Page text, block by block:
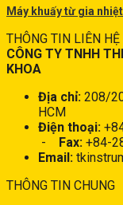
Máy khuấy từ gia
THÔNG TIN LIÊN HỆ
CÔNG TY TNHH
KHOA
Địa chỉ: 208/
HCM
Điện thoại:
- Fax: +84-
Email:
THÔNG TIN CHUNG